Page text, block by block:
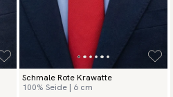
Schmale Rote Krawatte
100% Seide | 6 cm